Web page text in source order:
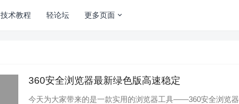
技术教程 轻论坛 更多页面
360安全浏览器最新绿色版高速稳定
今天为大家带来的是一款实用的浏览器工具——360安全浏览器